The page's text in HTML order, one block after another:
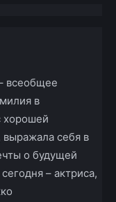
всеобщее
в
хорошей
выражала себя в
о будущей
– актриса,